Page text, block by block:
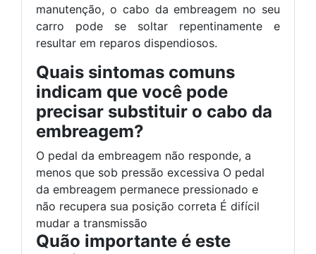
manutenção, o cabo da embreagem no seu
carro pode se soltar repentinamente e
resultar em reparos dispendiosos.
Quais sintomas comuns
indicam que você pode
precisar substituir o cabo da
embreagem?
O pedal da embreagem não responde, a
menos que sob pressão excessiva O pedal
da embreagem permanece pressionado e
não recupera sua posição correta É difícil
mudar a transmissão
Quão importante é este